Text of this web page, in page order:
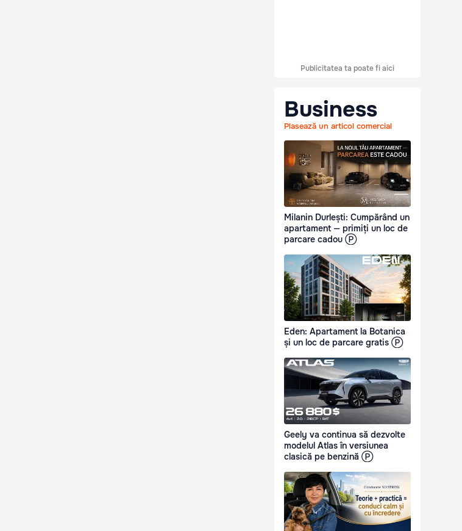
Publicitatea ta poate fi aici
Business
Plasează un articol comercial
Milanin Durlești: Cumpărând un
apartament — primiți un loc de
parcare cadou Ⓟ
Eden: Apartament la Botanica
și un loc de parcare gratis Ⓟ
Geely va continua să dezvolte
modelul Atlas în versiunea
clasică pe benzină Ⓟ